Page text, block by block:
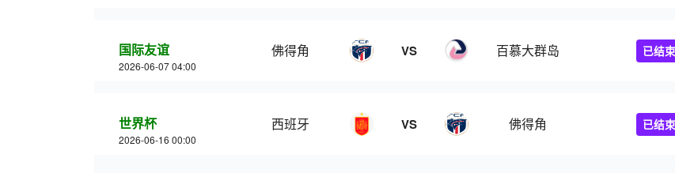
国际友谊
2026-06-07 04:00
佛得角 VS 百慕大群岛 已结束
世界杯
2026-06-16 00:00
西班牙 VS 佛得角 已结束